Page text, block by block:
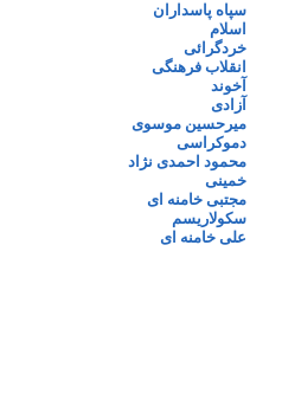
سپاه پاسداران
اسلام
خردگرائی
انقلاب فرهنگی
آخوند
آزادی
میرحسین موسوی
دموکراسی
محمود احمدی نژاد
خمینی
مجتبی خامنه ای
سکولاریسم
علی خامنه ای